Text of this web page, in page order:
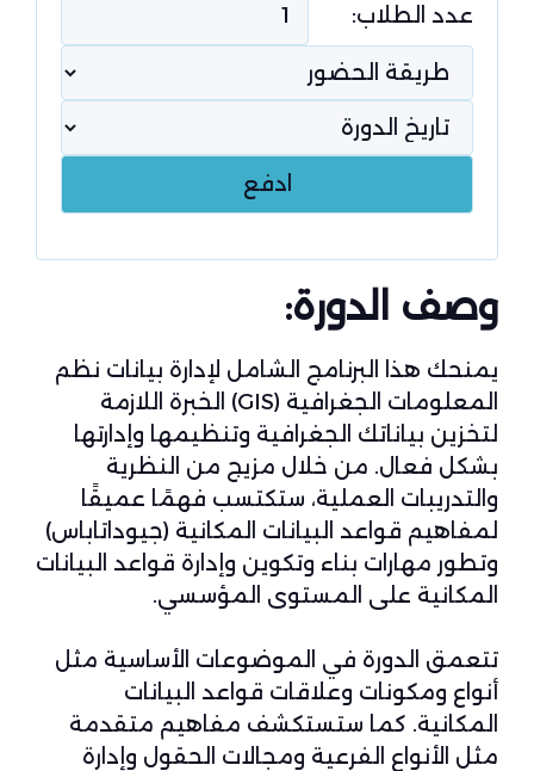
عدد الطلاب:
وصف الدورة:
يمنحك هذا البرنامج الشامل لإدارة بيانات نظم
المعلومات الجغرافية (GIS) الخبرة اللازمة
لتخزين بياناتك الجغرافية وتنظيمها وإدارتها
بشكل فعال. من خلال مزيج من النظرية
والتدريبات العملية، ستكتسب فهمًا عميقًا
لمفاهيم قواعد البيانات المكانية (جيوداتاباس)
وتطور مهارات بناء وتكوين وإدارة قواعد البيانات
المكانية على المستوى المؤسسي.
تتعمق الدورة في الموضوعات الأساسية مثل
أنواع ومكونات وعلاقات قواعد البيانات
المكانية. كما ستستكشف مفاهيم متقدمة
مثل الأنواع الفرعية ومجالات الحقول وإدارة